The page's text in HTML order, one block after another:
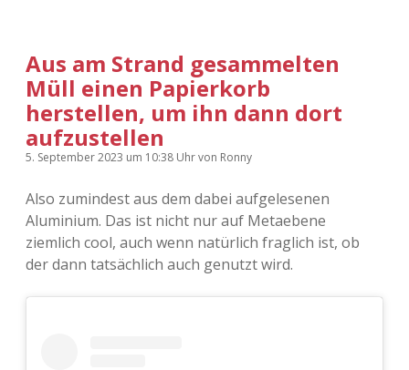
Aus am Strand gesammelten
Müll einen Papierkorb
herstellen, um ihn dann dort
aufzustellen
5. September 2023 um 10:38 Uhrvon Ronny
Also zumindest aus dem dabei aufgelesenen
Aluminium. Das ist nicht nur auf Metaebene
ziemlich cool, auch wenn natürlich fraglich ist, ob
der dann tatsächlich auch genutzt wird.